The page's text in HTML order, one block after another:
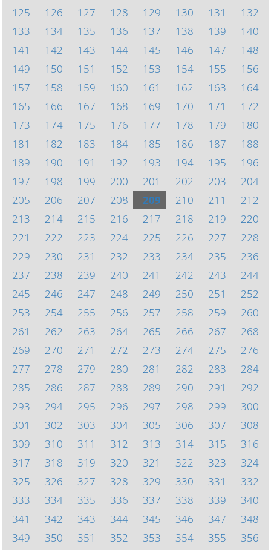
125
126 127 128 129 130 131
132
133
134 135 136 137 138 139
140
141
142 143 144 145 146 147
148
149
150 151 152 153 154 155
156
157
158 159 160 161 162 163
164
165
166 167 168 169 170 171
172
173
174 175 176 177 178 179
180
181
182 183 184 185 186 187
188
189
190 191 192 193 194 195
196
197
198 199 200 201 202 203
204
205
206 207 208 209 210 211
212
213
214 215 216 217 218 219
220
221
222 223 224 225 226 227
228
229
230 231 232 233 234 235
236
237
238 239 240 241 242 243
244
245
246 247 248 249 250 251
252
253
254 255 256 257 258 259
260
261
262 263 264 265 266 267
268
269
270 271 272 273 274 275
276
277
278 279 280 281 282 283
284
285
286 287 288 289 290 291
292
293
294 295 296 297 298 299
300
301
302 303 304 305 306 307
308
309
310 311 312 313 314 315
316
317
318 319 320 321 322 323
324
325
326 327 328 329 330 331
332
333
334 335 336 337 338 339
340
341
342 343 344 345 346 347
348
349
350 351 352 353 354 355
356